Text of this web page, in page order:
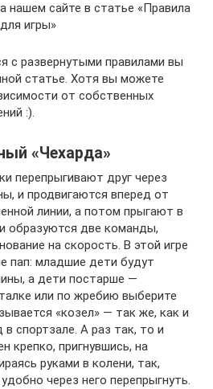
нашем сайте в статье «Правила
игры»
с развернутыми правилами вы
статье. Хотя вы можете
от собственных
:).
«Чехарда»
перепрыгивают друг через
и продвигаются вперед от
линии, а потом прыгают в
образуются две команды,
на скорость. В этой игре
пап: младшие дети будут
а дети постарше —
или по жребию выберите
«козел» — так же, как и
в спортзале. А раз так, то и
крепко, пригнувшись, на
руками в колени, так,
через него перепрыгнуть.